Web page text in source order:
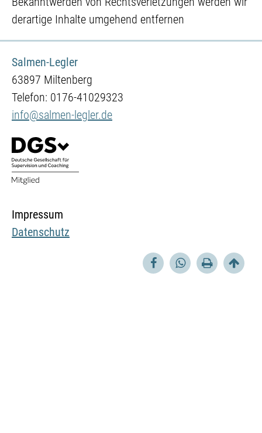
derartige Inhalte umgehend entfernen
Salmen-Legler
63897 Miltenberg
Telefon: 0176-41029323
info@salmen-legler.de
Impressum
Datenschutz